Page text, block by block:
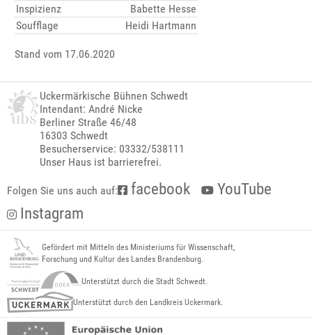
Inspizienz
Babette Hesse
Soufflage
Heidi Hartmann
Stand vom 17.06.2020
Uckermärkische Bühnen Schwedt
Intendant: André Nicke
Berliner Straße 46/48
16303 Schwedt
Besucherservice: 03332/538111
Unser Haus ist barrierefrei.
Folgen Sie uns auch auf: facebook
YouTube
Instagram
Gefördert mit Mitteln des Ministeriums für Wissenschaft,
Forschung und Kultur des Landes Brandenburg.
Unterstützt durch die Stadt Schwedt.
Unterstützt durch den Landkreis Uckermark.